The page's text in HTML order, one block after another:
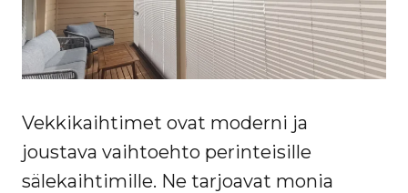
Vekkikaihtimet ovat moderni ja
joustava vaihtoehto perinteisille
sälekaihtimille. Ne tarjoavat monia